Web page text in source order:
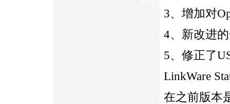
3、增加对
4、新改进
5、修正了
LinkWare
在之前版本